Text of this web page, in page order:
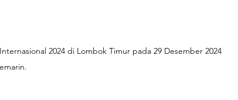
2024 di Lombok Timur pada 29 Desember 2024